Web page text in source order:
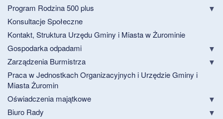
Program Rodzina 500 plus
Konsultacje Społeczne
Kontakt, Struktura Urzędu Gminy i Miasta w Żurominie
Gospodarka odpadami
Zarządzenia Burmistrza
Praca w Jednostkach Organizacyjnych i Urzędzie Gminy i
Miasta Żuromin
Oświadczenia majątkowe
Biuro Rady